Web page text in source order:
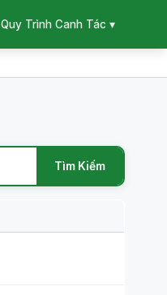
Quy Trình Canh Tác ▾
Tìm Kiếm